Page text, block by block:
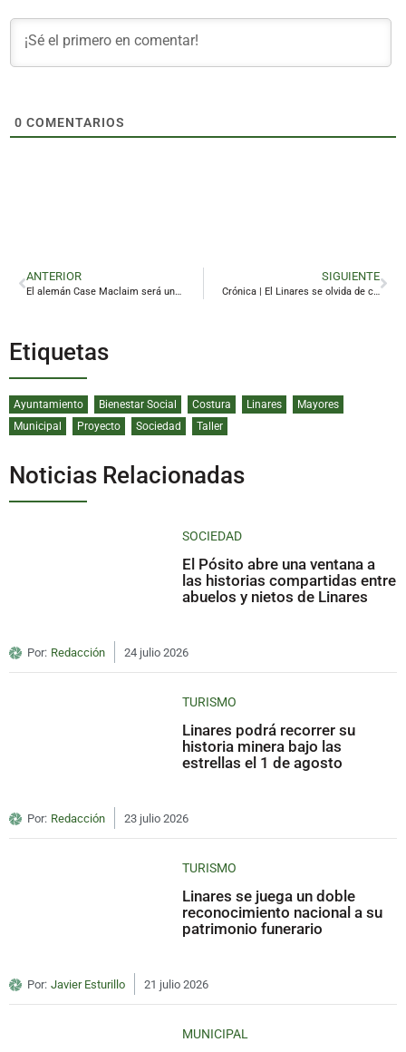
0 COMENTARIOS
ANTERIOR
El alemán Case Maclaim será uno de los principales atractivos del Festival 23700 Linares
SIGUIENTE
Crónica | El Linares se olvida de competir y cae ante un Yeclano superior
Etiquetas
Ayuntamiento Bienestar Social Costura Linares
Mayores
Municipal
Proyecto Sociedad Taller
Noticias Relacionadas
SOCIEDAD
El Pósito abre una ventana a
las historias compartidas entre
abuelos y nietos de Linares
Por: Redacción 24 julio 2026
TURISMO
Linares podrá recorrer su
historia minera bajo las
estrellas el 1 de agosto
Por: Redacción 23 julio 2026
TURISMO
Linares se juega un doble
reconocimiento nacional a su
patrimonio funerario
Por: Javier Esturillo 21 julio 2026
MUNICIPAL